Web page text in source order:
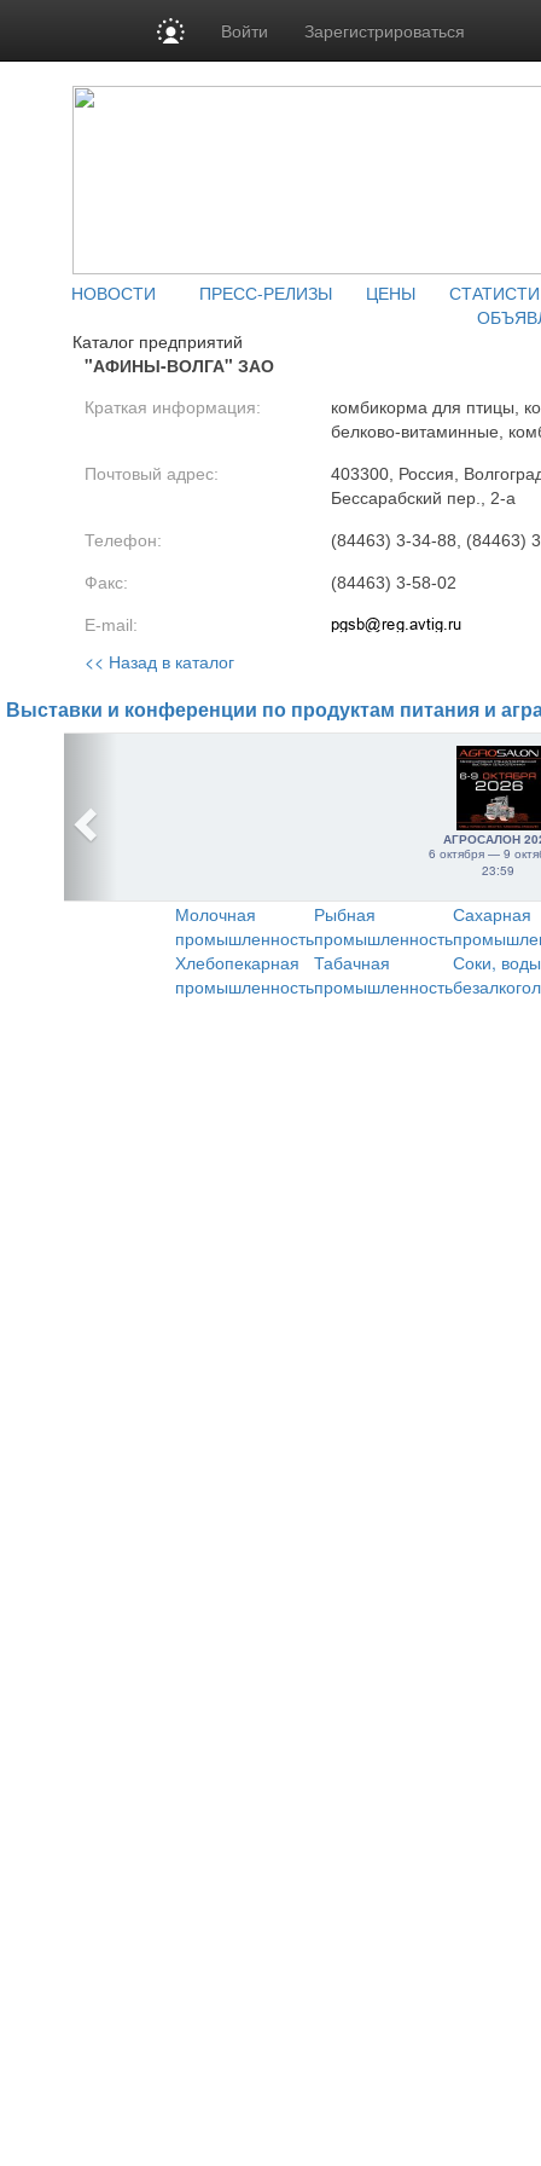
Войти Зарегистрироваться
НОВОСТИ ПРЕСС-РЕЛИЗЫ ЦЕНЫ
Каталог предприятий
"АФИНЫ-ВОЛГА" ЗАО
Краткая информация:
комбикорма для птицы,
белково-витаминные,
Почтовый адрес:
403300, Россия,
Бессарабский пер., 2-а
Телефон: (84463) 3-34-88, (84463)
Факс: (84463) 3-58-02
E-mail:
<< Назад в каталог
Выставки и конференции по продуктам питания и
АГРОСАЛОН
6 октября — 9
23:59
Молочная
промышленность
Рыбная
промышленность
Сахарная
Хлебопекарная
промышленность
Табачная
промышленность
Соки,